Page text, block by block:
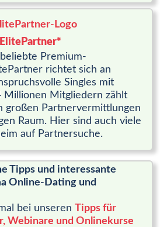
ElitePartner*
Premium-
richtet sich an
Singles mit
Millionen Mitgliedern zählt
großen Partnervermittlungen
Raum. Hier sind auch viele
auf Partnersuche.
Tipps und interessante
Online-Dating und
bei unseren Tipps für
Webinare und Onlinekurse